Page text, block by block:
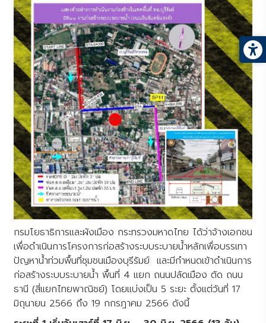
กรมโยธาธิการและผังเมือง กระทรวงมหาดไทย ได้ว่าจ้างเอกชน
เพื่อดำเนินการโครงการก่อสร้างระบบระบายน้ำหลักเพื่อบรรเทา
ปัญหาน้ำท่วมพื้นที่ชุมชนเมืองบุรีรัมย์ และมีกำหนดเข้าดำเนินการ
ก่อสร้างระบบระบายน้ำ พื้นที่ 4 แยก ถนนปลัดเมือง ตัด ถนน
ธานี (สี่แยกไทยพาณิชย์) โดยแบ่งเป็น 5 ระยะ ตั้งแต่วันที่ 17
มิถุนายน 2566 ถึง 19 กกรฎาคม 2566 ดังนี้